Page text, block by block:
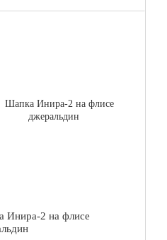
Инира-2 на флисе